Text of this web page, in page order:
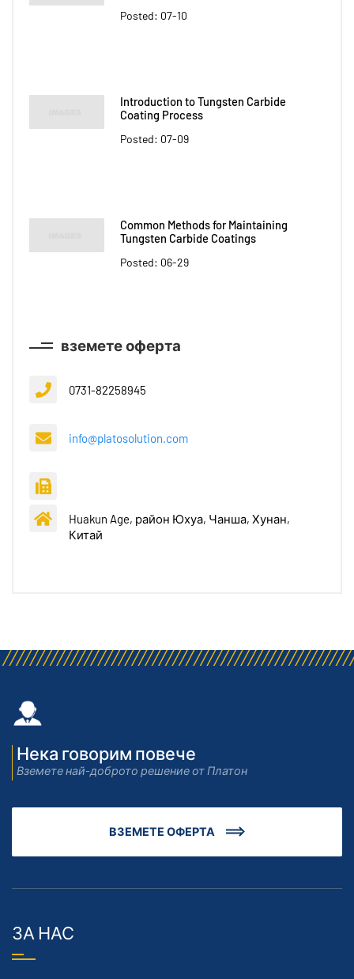
Posted: 07-10
Introduction to Tungsten Carbide
Coating Process
Posted: 07-09
Common Methods for Maintaining
Tungsten Carbide Coatings
Posted: 06-29
вземете оферта
0731-82258945
info@platosolution.com
Huakun Age, район Юхуа, Чанша, Хунан,
Китай
Нека говорим повече
Вземете най-доброто решение от Платон
ВЗЕМЕТЕ ОФЕРТА
ЗА НАС